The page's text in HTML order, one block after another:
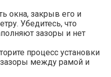
окна, закрыв его и
Убедитесь, что
зазоры и нет
процесс установки
зазоры между рамой и